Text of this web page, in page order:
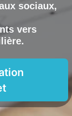
sociaux,
vers
.